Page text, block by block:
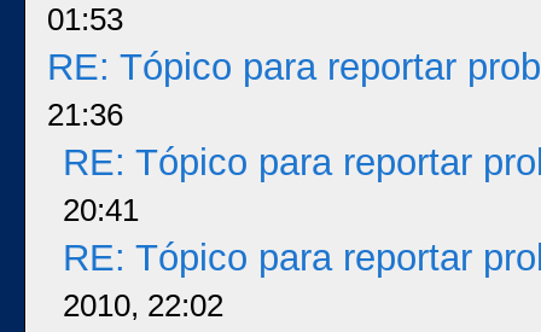
01:53
RE: Tópico para reportar
21:36
RE: Tópico para reportar
20:41
RE: Tópico para reportar
2010, 22:02